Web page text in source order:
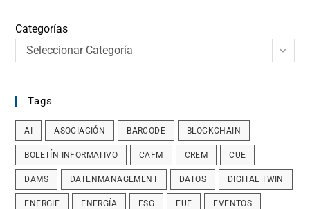
Categorías
Seleccionar Categoría
Tags
AI ASOCIACIÓN BARCODE BLOCKCHAIN
BOLETÍN INFORMATIVO CAFM CREM CUE
DAMS DATENMANAGEMENT DATOS DIGITAL TWIN
ENERGIE ENERGÍA ESG EUE EVENTOS